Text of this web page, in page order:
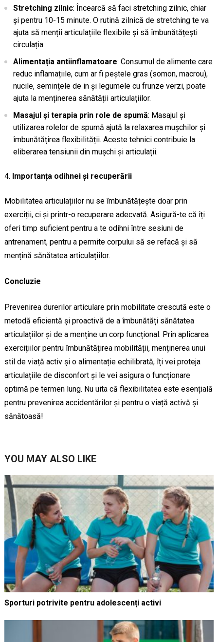
Stretching zilnic: Încearcă să faci stretching zilnic, chiar
și pentru 10-15 minute. O rutină zilnică de stretching te va
ajuta să menții articulațiile flexibile și să îmbunătățești
circulația.
Alimentația antiinflamatoare: Consumul de alimente care
reduc inflamațiile, cum ar fi peștele gras (somon, macrou),
nucile, semințele de in și legumele cu frunze verzi, poate
ajuta la menținerea sănătății articulațiilor.
Masajul și terapia prin role de spumă: Masajul și
utilizarea rolelor de spumă ajută la relaxarea mușchilor și
îmbunătățirea flexibilității. Aceste tehnici contribuie la
eliberarea tensiunii din mușchi și articulații.
Importanța odihnei și recuperării
Mobilitatea articulațiilor nu se îmbunătățește doar prin
exerciții, ci și printr-o recuperare adecvată. Asigură-te că îți
oferi timp suficient pentru a te odihni între sesiuni de
antrenament, pentru a permite corpului să se refacă și să
mențină sănătatea articulațiilor.
Concluzie
Prevenirea durerilor articulare prin mobilitate crescută este o
metodă eficientă și proactivă de a îmbunătăți sănătatea
articulațiilor și de a menține un corp funcțional. Prin aplicarea
exercițiilor pentru îmbunătățirea mobilității, menținerea unui
stil de viață activ și o alimentație echilibrată, îți vei proteja
articulațiile de disconfort și le vei asigura o funcționare
optimă pe termen lung. Nu uita că flexibilitatea este esențială
pentru prevenirea accidentărilor și pentru o viață activă și
sănătoasă!
YOU MAY ALSO LIKE
Sporturi potrivite pentru adolescenți activi